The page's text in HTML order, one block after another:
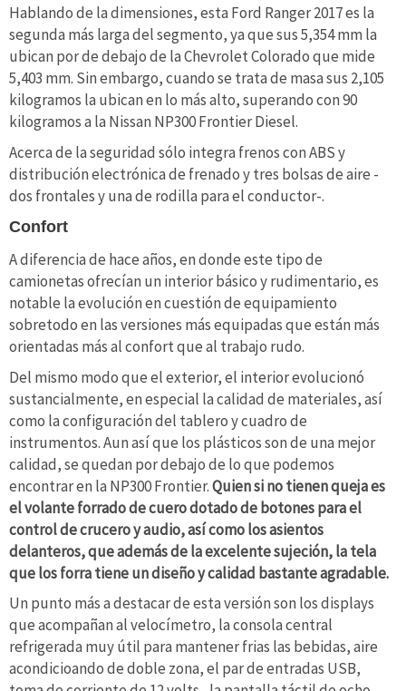
Hablando de la dimensiones, esta Ford Ranger 2017 es la
segunda más larga del segmento, ya que sus 5,354 mm la
ubican por de debajo de la Chevrolet Colorado que mide
5,403 mm. Sin embargo, cuando se trata de masa sus 2,105
kilogramos la ubican en lo más alto, superando con 90
kilogramos a la Nissan NP300 Frontier Diesel.
Acerca de la seguridad sólo integra frenos con ABS y
distribución electrónica de frenado y tres bolsas de aire -
dos frontales y una de rodilla para el conductor-.
Confort
A diferencia de hace años, en donde este tipo de
camionetas ofrecían un interior básico y rudimentario, es
notable la evolución en cuestión de equipamiento
sobretodo en las versiones más equipadas que están más
orientadas más al confort que al trabajo rudo.
Del mismo modo que el exterior, el interior evolucionó
sustancialmente, en especial la calidad de materiales, así
como la configuración del tablero y cuadro de
instrumentos. Aun así que los plásticos son de una mejor
calidad, se quedan por debajo de lo que podemos
encontrar en la NP300 Frontier.Quien si no tienen queja es
el volante forrado de cuero dotado de botones para el
control de crucero y audio, así como los asientos
delanteros, que además de la excelente sujeción, la tela
que los forra tiene un diseño y calidad bastante agradable.
Un punto más a destacar de esta versión son los displays
que acompañan al velocímetro, la consola central
refrigerada muy útil para mantener frias las bebidas, aire
acondicioando de doble zona, el par de entradas USB,